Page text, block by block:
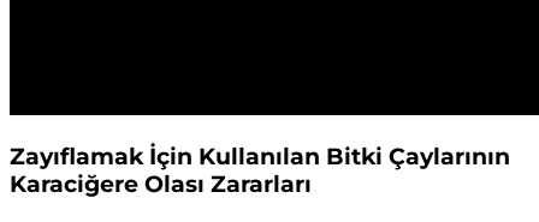
Zayıflamak İçin Kullanılan Bitki Çaylarının
Karaciğere Olası Zararları